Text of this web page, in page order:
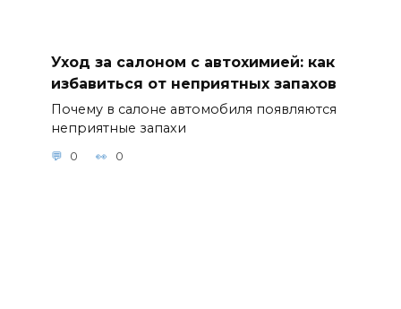
Уход за салоном с автохимией: как
избавиться от неприятных запахов
Почему в салоне автомобиля появляются
неприятные запахи
0 0